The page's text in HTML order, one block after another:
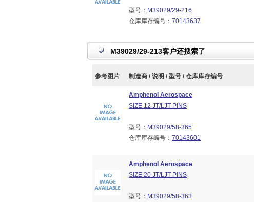
型号： M39029/29-216
仓库库存编号： 70143637
M39029/29-213客户还搜索了
参考图片 制造商 / 说明 / 型号 / 仓库库存编号
Amphenol Aerospace
SIZE 12 JT/LJT PINS
型号： M39029/58-365
仓库库存编号： 70143601
Amphenol Aerospace
SIZE 20 JT/LJT PINS
型号： M39029/58-363